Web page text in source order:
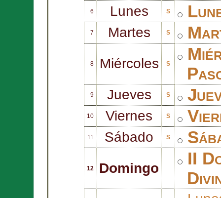
6 Lunes S
7 Martes S
8 Miércoles S
9 Jueves S
10 Viernes S
11 Sábado S
12 Domingo
II